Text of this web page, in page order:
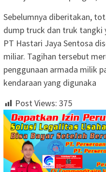
Sebelumnya diberitakan,
dump truck dan truk tangki
PT Hastari Jaya Sentosa
miliar. Tagihan tersebut
penggunaan armada milik
kendaraan yang digunaka
Post Views: 375